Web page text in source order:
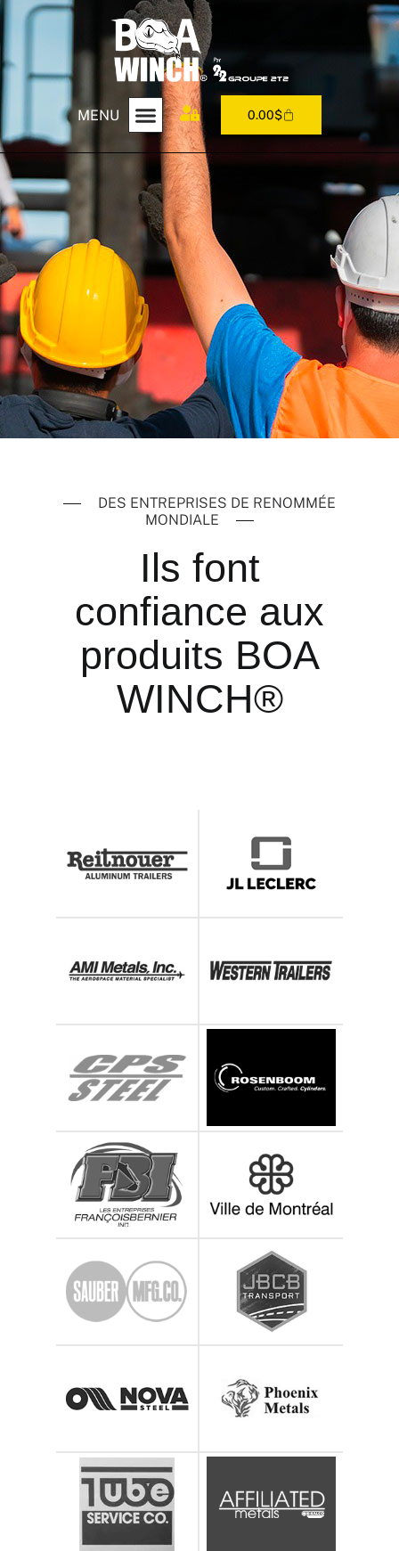
MENU 0.00$
DES ENTREPRISES DE RENOMMÉE
MONDIALE
Ils font
confiance aux
produits BOA
WINCH®